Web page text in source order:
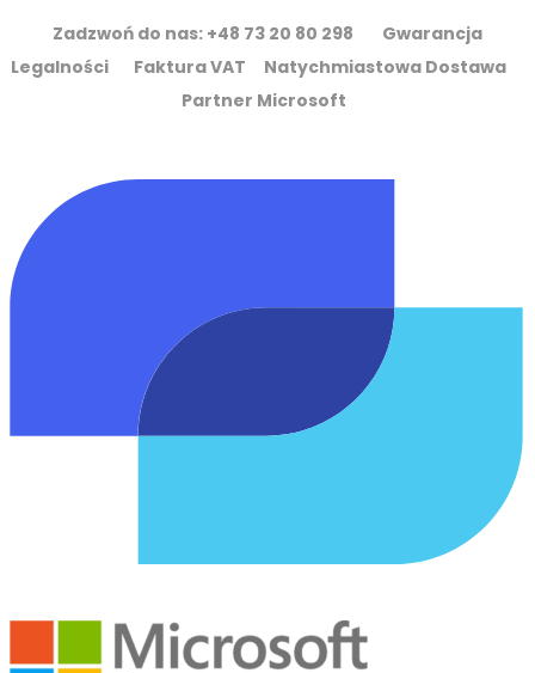
Zadzwoń do nas: +48 73 20 80 298 Gwarancja
Legalności Faktura VAT Natychmiastowa Dostawa
Partner Microsoft